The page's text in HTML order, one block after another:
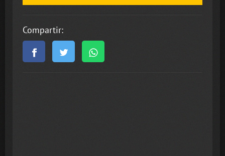
Compartir: